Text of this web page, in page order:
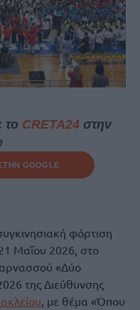
το CRETA24στην
GOOGLE
φόρτιση
Μαΐου 2026, στο
«Δύο
της Διεύθυνσης
, με θέμα «Όπου